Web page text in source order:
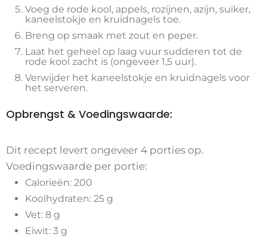
Voeg de rode kool, appels, rozijnen, azijn, suiker,
kaneelstokje en kruidnagels toe.
Breng op smaak met zout en peper.
Laat het geheel op laag vuur sudderen tot de
rode kool zacht is (ongeveer 1,5 uur).
Verwijder het kaneelstokje en kruidnagels voor
het serveren.
Opbrengst & Voedingswaarde:
Dit recept levert ongeveer 4 porties op.
Voedingswaarde per portie:
Calorieën: 200
Koolhydraten: 25 g
Vet: 8 g
Eiwit: 3 g